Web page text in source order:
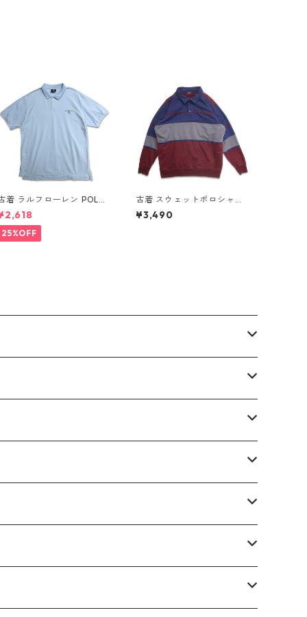
着 ラルフローレン POLO
CO. RALPH LAUREN
半袖 ポロシャツ ワンポイン
ト 鹿の子 ライトブルー 表
：XL gd410383n w608
25%OFF
古着 スウェットポロシャツ
トレーナー ラガーシャツ 長
袖ポロシャツ 裏起毛 表
¥3,490